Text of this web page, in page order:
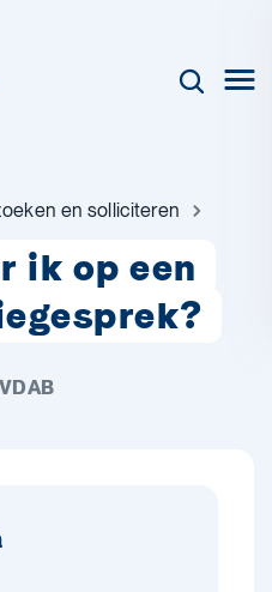
en solliciteren
ik op een
VDAB